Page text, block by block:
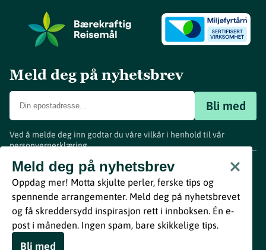
Meld deg på nyhetsbrev
Bli med
Ved å melde deg inn godtar du våre vilkår i henhold til vår
personvernerklæring.
Meld deg på nyhetsbrev
Oppdag mer! Motta skjulte perler, ferske tips og
spennende arrangementer. Meld deg på nyhetsbrevet
og få skreddersydd inspirasjon rett i innboksen. Én e-
post i måneden. Ingen spam, bare skikkelige tips.
Bli med
www.visitvestfold.com
Turistinformasjon
Vestfold Fylkeskommune
ByBreakfast